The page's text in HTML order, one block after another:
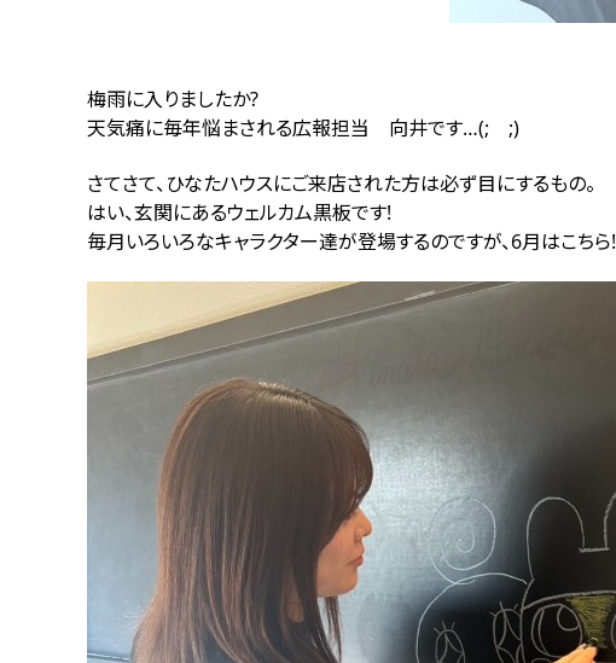
梅雨に入りましたか?
天気痛に毎年悩まされる広報担当 向井です…(; ;)
さてさて、ひなたハウスにご来店された方は必ず目にするもの。
はい、玄関にあるウェルカム黒板です!
毎月いろいろなキャラクター達が登場するのですが、6月はこちら!